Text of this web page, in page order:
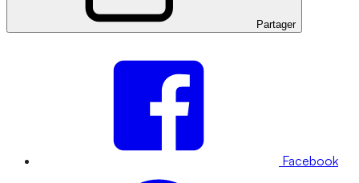
Partager
Facebook